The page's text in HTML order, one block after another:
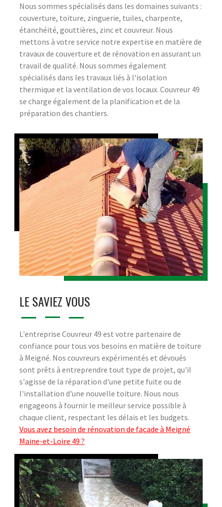
Nous sommes spécialisés dans les domaines suivants :
couverture, toiture, zinguerie, tuiles, charpente,
étanchéité, gouttières, zinc et couvreur. Nous
mettons à votre service notre expertise en matière de
travaux de couverture et de rénovation en assurant un
travail de qualité. Nous sommes également
spécialisés dans les travaux liés à l'isolation
thermique et la ventilation de vos locaux. Couvreur 49
se charge également de la planification et de la
préparation des chantiers.
LE SAVIEZ VOUS
L'entreprise Couvreur 49 est votre partenaire de
confiance pour tous vos besoins en matière de toiture
à Meigné. Nos couvreurs expérimentés et dévoués
sont prêts à entreprendre tout type de projet, qu'il
s'agisse de la réparation d'une petite fuite ou de
l'installation d'une nouvelle toiture. Nous nous
engageons à fournir le meilleur service possible à
chaque client, respectant les délais et les budgets.
Vous avez besoin de rénovation de façade à Meigné
Maine-et-Loire 49 ?